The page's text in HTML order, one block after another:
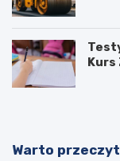
Warto